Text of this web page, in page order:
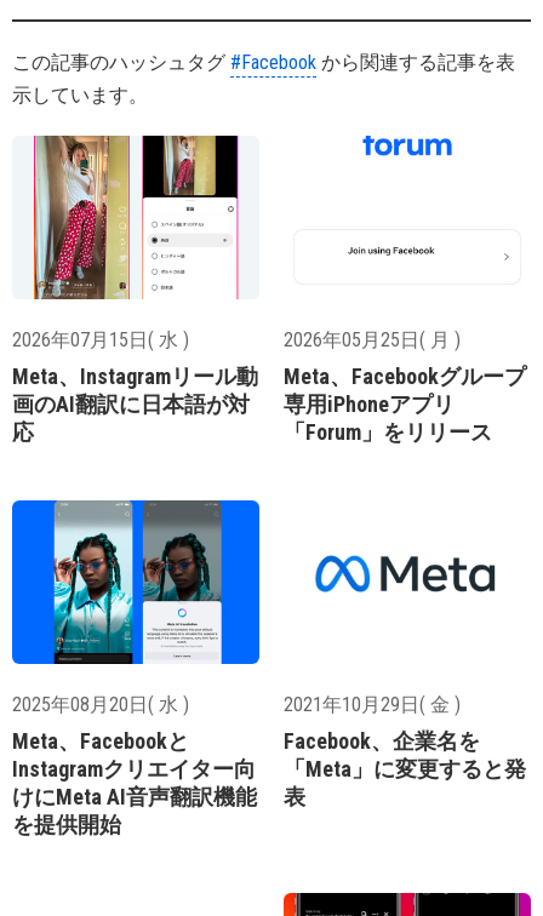
この記事のハッシュタグ #Facebook から関連する記事を表
示しています。
2026年07月15日( 水 )
Meta、Instagramリール動
画のAI翻訳に日本語が対
応
2026年05月25日( 月 )
Meta、Facebookグループ
専用iPhoneアプリ
「Forum」をリリース
2025年08月20日( 水 )
Meta、Facebookと
Instagramクリエイター向
けにMeta AI音声翻訳機能
を提供開始
2021年10月29日( 金 )
Facebook、企業名を
「Meta」に変更すると発
表